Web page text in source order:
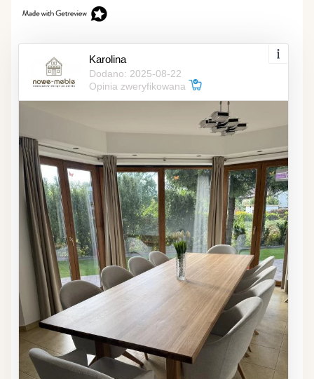
Karolina
Dodano: 2025-08-22
Opinia zweryfikowana